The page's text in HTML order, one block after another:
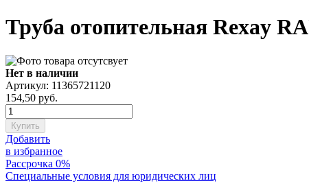
Труба отопительная Rexay
Нет в наличии
Артикул: 11365721120
154,50 руб.
Купить
Добавить
в избранное
Рассрочка 0%
Специальные условия для юридических лиц